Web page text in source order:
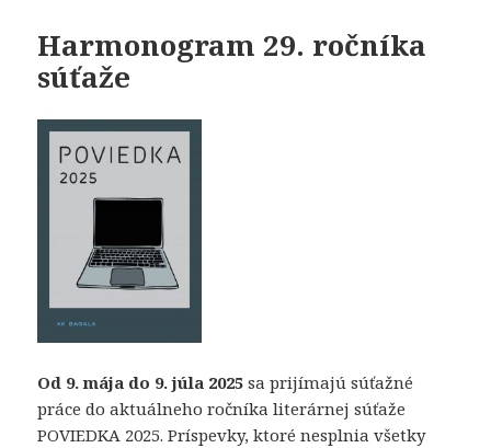
Harmonogram 29. ročníka
súťaže
Od 9. mája do 9. júla 2025 sa prijímajú súťažné
práce do aktuálneho ročníka literárnej súťaže
POVIEDKA 2025. Príspevky, ktoré nesplnia všetky